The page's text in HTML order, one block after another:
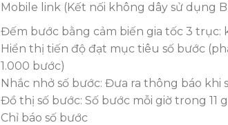
Mobile link (Kết nối không dây sử dụng
Đếm bước bằng cảm biến gia tốc 3
Hiển thị tiến độ đạt mục tiêu số bước
1.000 bước)
Nhắc nhở số bước: Đưa ra thông báo
Đồ thị số bước: Số bước mỗi giờ trong 11
Chỉ báo số bước